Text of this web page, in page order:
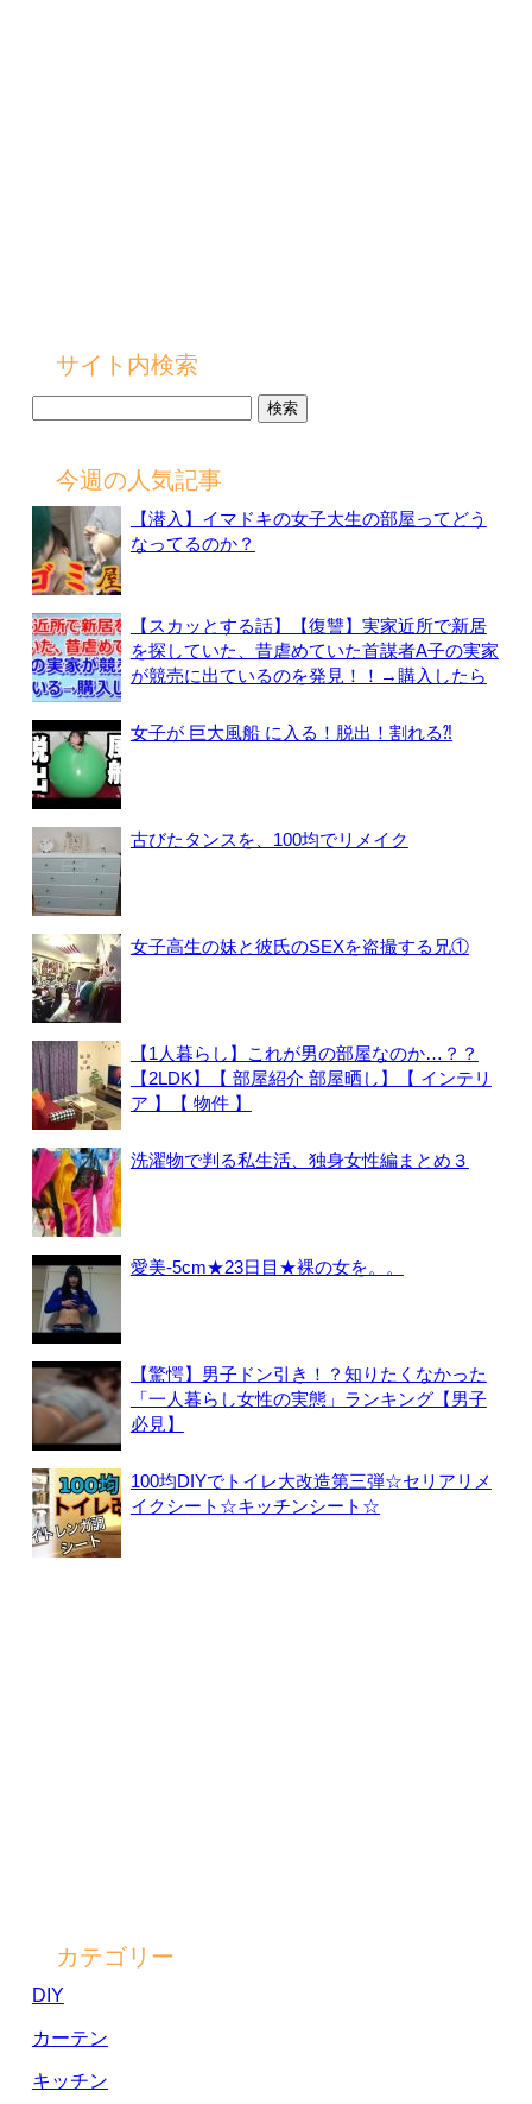
サイト内検索
今週の人気記事
【潜入】イマドキの女子大生の部屋ってどう
なってるのか？
【スカッとする話】【復讐】実家近所で新居
を探していた、昔虐めていた首謀者A子の実家
が競売に出ているのを発見！！→購入したら
女子が 巨大風船 に入る！脱出！割れる⁈
古びたタンスを、100均でリメイク
女子高生の妹と彼氏のSEXを盗撮する兄①
【1人暮らし】これが男の部屋なのか…？？
【2LDK】【 部屋紹介 部屋晒し】【 インテリ
ア 】【 物件 】
洗濯物で判る私生活、独身女性編まとめ３
愛美-5cm★23日目★裸の女を。。
【驚愕】男子ドン引き！？知りたくなかった
「一人暮らし女性の実態」ランキング【男子
必見】
100均DIYでトイレ大改造第三弾☆セリアリメ
イクシート☆キッチンシート☆
カテゴリー
DIY
カーテン
キッチン